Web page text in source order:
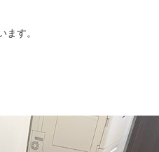
す。